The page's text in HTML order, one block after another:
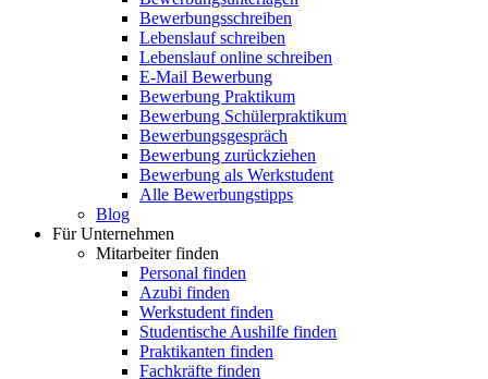
Bewerbungsschreiben
Lebenslauf schreiben
Lebenslauf online schreiben
E-Mail Bewerbung
Bewerbung Praktikum
Bewerbung Schülerpraktikum
Bewerbungsgespräch
Bewerbung zurückziehen
Bewerbung als Werkstudent
Alle Bewerbungstipps
Blog
Für Unternehmen
Mitarbeiter finden
Personal finden
Azubi finden
Werkstudent finden
Studentische Aushilfe finden
Praktikanten finden
Fachkräfte finden